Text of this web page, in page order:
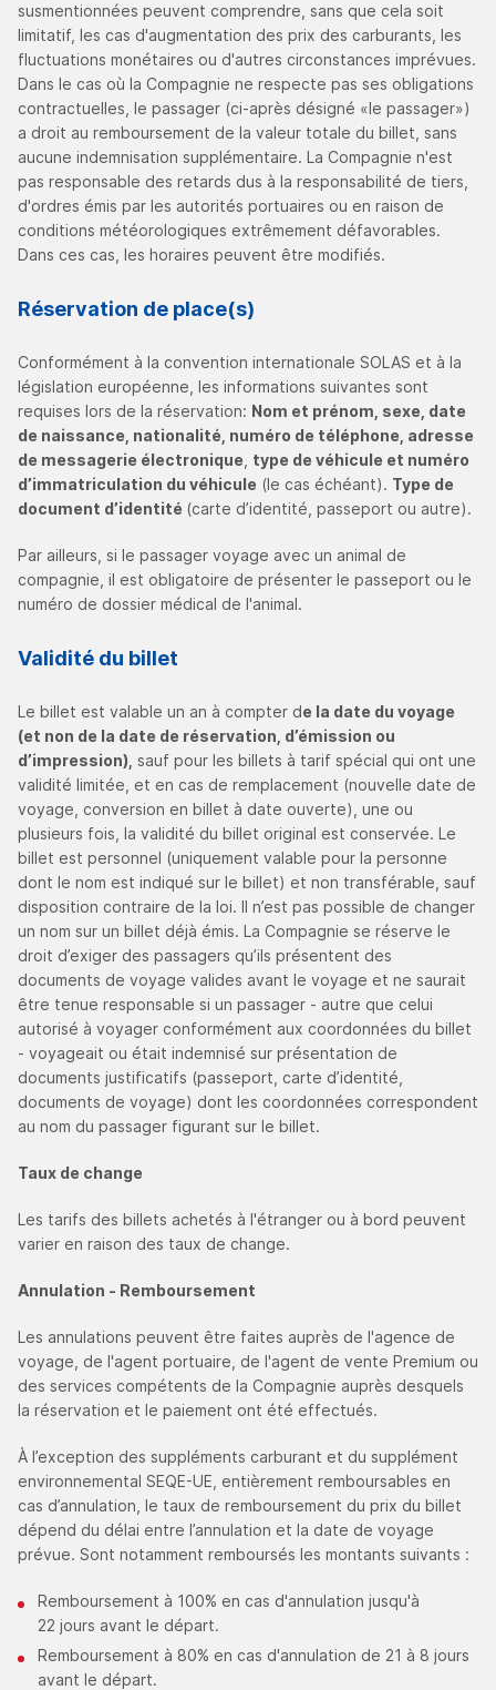
susmentionnées peuvent comprendre, sans que cela soit
limitatif, les cas d'augmentation des prix des carburants, les
fluctuations monétaires ou d'autres circonstances imprévues.
Dans le cas où la Compagnie ne respecte pas ses obligations
contractuelles, le passager (ci-après désigné «le passager»)
a droit au remboursement de la valeur totale du billet, sans
aucune indemnisation supplémentaire. La Compagnie n'est
pas responsable des retards dus à la responsabilité de tiers,
d'ordres émis par les autorités portuaires ou en raison de
conditions météorologiques extrêmement défavorables.
Dans ces cas, les horaires peuvent être modifiés.
Réservation de place(s)
Conformément à la convention internationale SOLAS et à la
législation européenne, les informations suivantes sont
requises lors de la réservation: Nom et prénom, sexe, date
de naissance, nationalité, numéro de téléphone, adresse
de messagerie électronique type de véhicule et numéro
d’immatriculation du véhicule (le cas échéant). Type de
document d’identité (carte d’identité, passeport ou autre).
Par ailleurs, si le passager voyage avec un animal de
compagnie, il est obligatoire de présenter le passeport ou le
numéro de dossier médical de l'animal.
Validité du billet
Le billet est valable un an à compter de la date du voyage
(et non de la date de réservation, d’émission ou
d’impression), sauf pour les billets à tarif spécial qui ont une
validité limitée, et en cas de remplacement (nouvelle date de
voyage, conversion en billet à date ouverte), une ou
plusieurs fois, la validité du billet original est conservée. Le
billet est personnel (uniquement valable pour la personne
dont le nom est indiqué sur le billet) et non transférable, sauf
disposition contraire de la loi. Il n’est pas possible de changer
un nom sur un billet déjà émis. La Compagnie se réserve le
droit d’exiger des passagers qu’ils présentent des
documents de voyage valides avant le voyage et ne saurait
être tenue responsable si un passager - autre que celui
autorisé à voyager conformément aux coordonnées du billet
- voyageait ou était indemnisé sur présentation de
documents justificatifs (passeport, carte d’identité,
documents de voyage) dont les coordonnées correspondent
au nom du passager figurant sur le billet.
Taux de change
Les tarifs des billets achetés à l'étranger ou à bord peuvent
varier en raison des taux de change.
Annulation - Remboursement
Les annulations peuvent être faites auprès de l'agence de
voyage, de l'agent portuaire, de l'agent de vente Premium ou
des services compétents de la Compagnie auprès desquels
la réservation et le paiement ont été effectués.
À l’exception des suppléments carburant et du supplément
environnemental SEQE-UE, entièrement remboursables en
cas d’annulation, le taux de remboursement du prix du billet
dépend du délai entre l’annulation et la date de voyage
prévue. Sont notamment remboursés les montants suivants :
Remboursement à 100% en cas d'annulation jusqu'à
22 jours avant le départ.
Remboursement à 80% en cas d'annulation de 21 à 8 jours
avant le départ.